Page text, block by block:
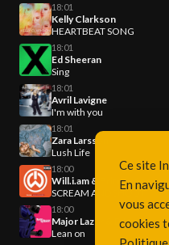
18:01
Kelly Clarkson
HEARTBEAT SONG
18:01
Ed Sheeran
Sing
18:01
Avril Lavigne
I'm with you
18:01
Zara Larsson
Lush Life
18:00
Will.i.am & Britney Spears
SCREAM AND SHOUT
18:00
Major Lazer & DJ Snake
Lean on
Ce site
En
vous
cookies